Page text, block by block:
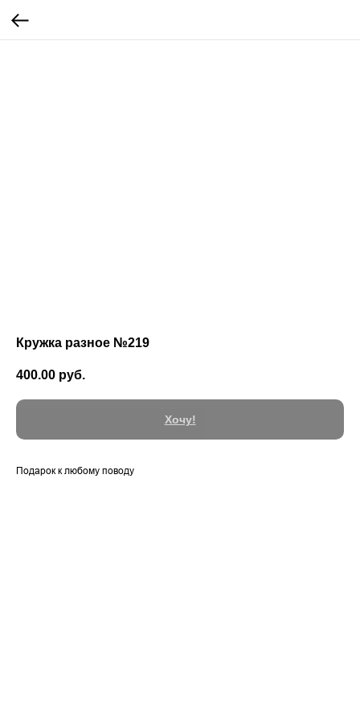
Кружка разное №219
400.00 руб.
Хочу!
Подарок к любому поводу